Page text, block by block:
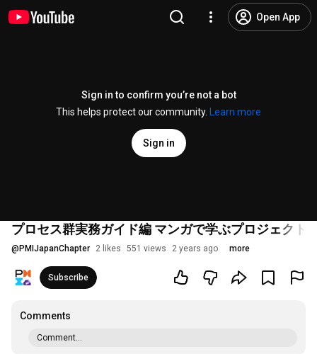
Open App
Sign in to confirm you’re not a bot
This helps protect our community.
Learn more
Sign in
プロセス群実務ガイド編 マンガで学ぶプロジェクト
@ PMIJapanChapter 2 likes 551 views 2 years ago more
Subscribe
Comments
Comment...